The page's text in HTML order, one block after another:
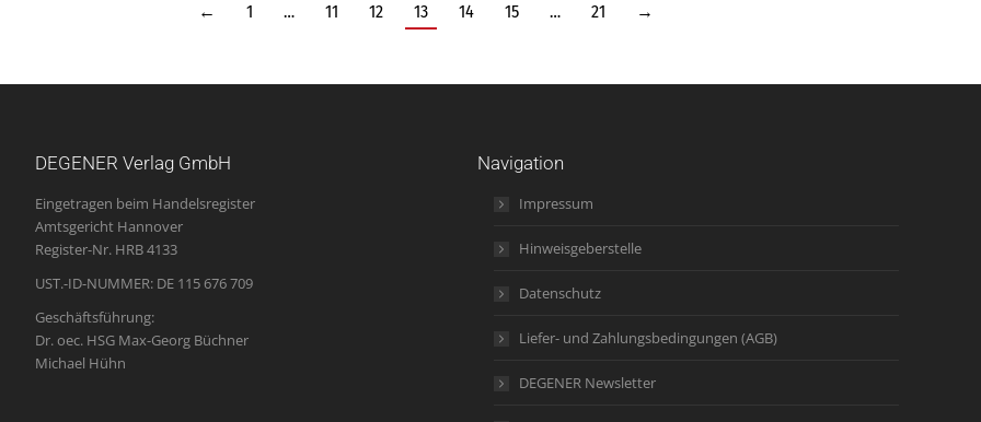
← 1 … 11 12 13 14 15 … 21 →
DEGENER Verlag GmbH
Eingetragen beim Handelsregister
Amtsgericht Hannover
Register-Nr. HRB 4133
UST.-ID-NUMMER: DE 115 676 709
Geschäftsführung:
Dr. oec. HSG Max-Georg Büchner
Michael Hühn
Navigation
Impressum
Hinweisgeberstelle
Datenschutz
Liefer- und Zahlungsbedingungen (AGB)
DEGENER Newsletter